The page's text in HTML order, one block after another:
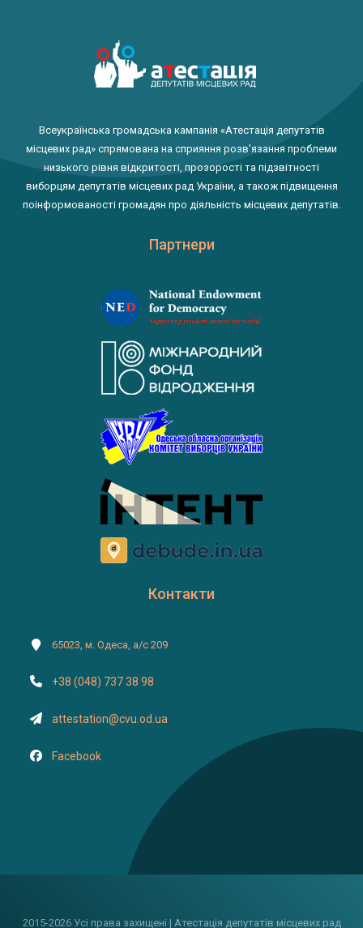
Всеукраїнська громадська кампанія «Атестація депутатів
місцевих рад» спрямована на сприяння розв'язання проблеми
низького рівня відкритості, прозорості та підзвітності
виборцям депутатів місцевих рад України, а також підвищення
поінформованості громадян про діяльність місцевих депутатів.
Партнери
Контакти
65023, м. Одеса, а/с 209
+38 (048) 737 38 98
attestation@cvu.od.ua
Facebook
2015-2026 Усі права захищені | Атестація депутатів місцевих рад